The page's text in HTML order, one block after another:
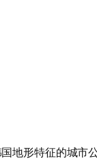
地形特征的城市